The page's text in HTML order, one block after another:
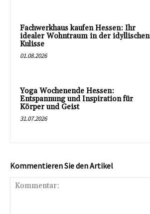
Fachwerkhaus kaufen Hessen: Ihr
idealer Wohntraum in der idyllischen
Kulisse
01.08.2026
Yoga Wochenende Hessen:
Entspannung und Inspiration für
Körper und Geist
31.07.2026
Kommentieren Sie den Artikel